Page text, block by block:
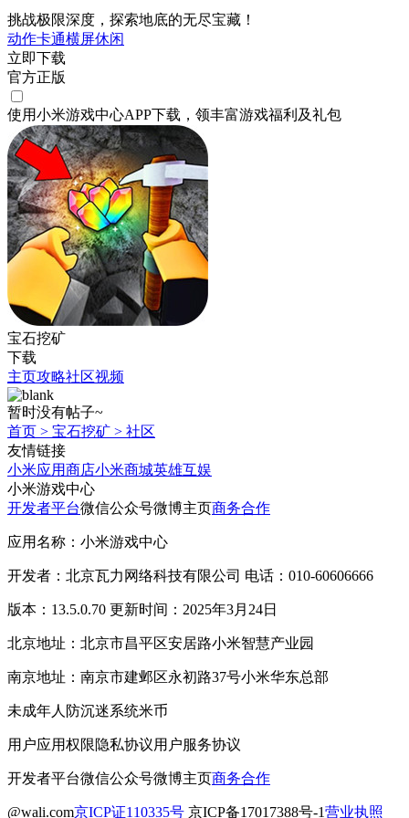
挑战极限深度，探索地底的无尽宝藏！
动作卡通横屏休闲
立即下载
官方正版
使用小米游戏中心APP下载 ，领丰富游戏福利 及礼包
宝石挖矿
下载
主页攻略社区视频
暂时没有帖子~
首页 > 宝石挖矿 > 社区
友情链接
小米应用商店小米商城英雄互娱
小米游戏中心
开发者平台微信公众号微博主页商务合作
应用名称：小米游戏中心
开发者：北京瓦力网络科技有限公司 电话：010-60606666
版本：13.5.0.70 更新时间：2025年3月24日
北京地址：北京市昌平区安居路小米智慧产业园
南京地址：南京市建邺区永初路37号小米华东总部
未成年人防沉迷系统米币
用户应用权限隐私协议用户服务协议
开发者平台微信公众号微博主页商务合作
@wali.com京ICP证110335号 京ICP备17017388号-1营业执照